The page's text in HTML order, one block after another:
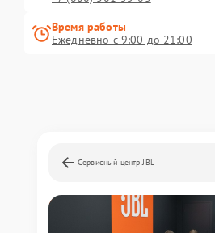
Время работы
Ежедневно с 9:00 до 21:00
Сервисный центр JBL